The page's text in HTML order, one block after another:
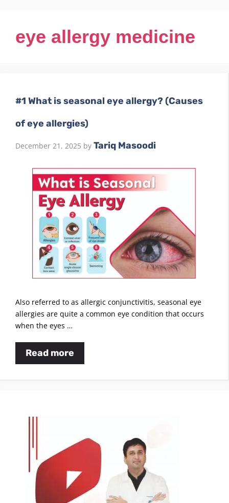
eye allergy medicine
#1 What is seasonal eye allergy? (Causes
of eye allergies)
December 21, 2025 by Tariq Masoodi
Also referred to as allergic conjunctivitis, seasonal eye
allergies are quite a common eye condition that occurs
when the eyes …
Read more